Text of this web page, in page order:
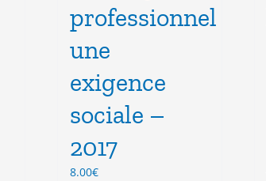
professionnel
une
exigence
sociale –
2017
8.00€